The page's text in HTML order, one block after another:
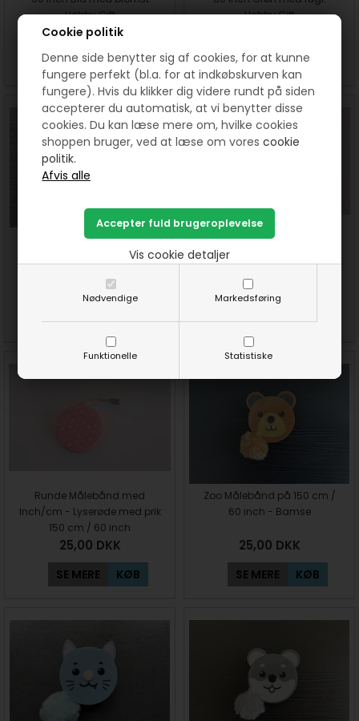
Cookie politik
Denne side benytter sig af cookies, for at kunne
fungere perfekt (bl.a. for at indkøbskurven kan
fungere). Hvis du klikker dig videre rundt på siden
accepterer du automatisk, at vi benytter disse
cookies. Du kan læse mere om, hvilke cookies
shoppen bruger, ved at læse om vorescookie
politik.
Nødvendige Markedsføring
Funktionelle Statistiske
Vis cookie detaljer
Hobby Gift
25,00DKK
SE MERE KØB
Hobby Gift
SE MERE KØB
Rund Målebånd på 150 cm /
60 inch Hvid med Bi. Hobby
DKK
SE MERE KØB
Runde Målebånd med
Inch/cm - Grå m prik 150 cm
25,00
SE MERE KØB
Runde Målebånd med
Inch/cm - Lyserøde med prik
150 cm / 60 inch
25,00 DKK
SE MERE KØB
Zoo Målebånd på 150 cm /
60 inch - Bamse
25,00 DKK
SE MERE KØB